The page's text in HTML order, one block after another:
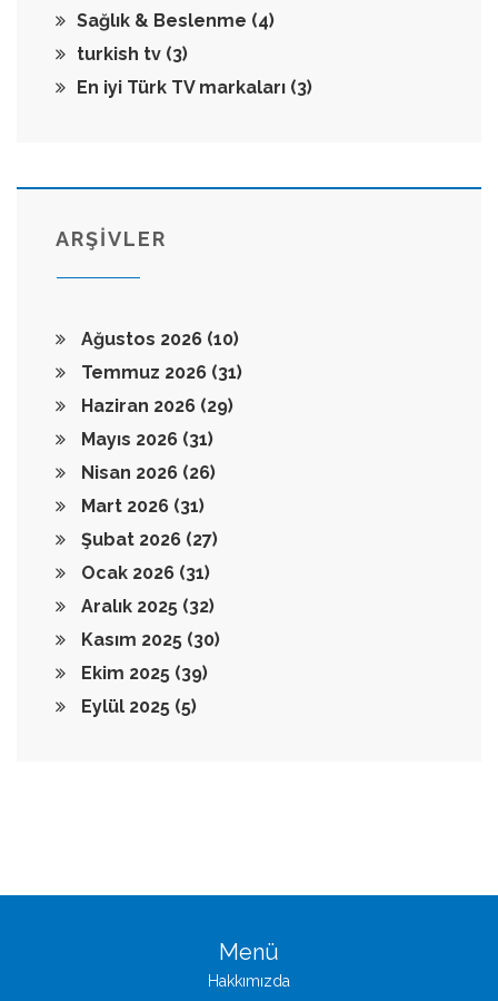
Sağlık & Beslenme (4)
turkish tv (3)
En iyi Türk TV markaları (3)
ARŞİVLER
Ağustos 2026 (10)
Temmuz 2026 (31)
Haziran 2026 (29)
Mayıs 2026 (31)
Nisan 2026 (26)
Mart 2026 (31)
Şubat 2026 (27)
Ocak 2026 (31)
Aralık 2025 (32)
Kasım 2025 (30)
Ekim 2025 (39)
Eylül 2025 (5)
Menü
Hakkımızda